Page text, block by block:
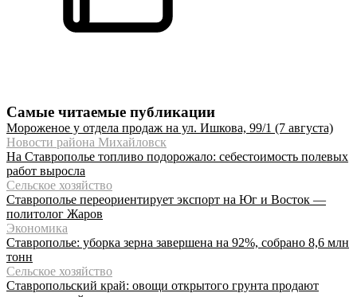
Самые читаемые публикации
Мороженое у отдела продаж на ул. Ишкова, 99/1 (7 августа)
Новости района Михайловск
На Ставрополье топливо подорожало: себестоимость полевых
работ выросла
Сельское хозяйство
Ставрополье переориентирует экспорт на Юг и Восток —
политолог Жаров
Экономика
Ставрополье: уборка зерна завершена на 92%, собрано 8,6 млн
тонн
Сельское хозяйство
Ставропольский край: овощи открытого грунта продают